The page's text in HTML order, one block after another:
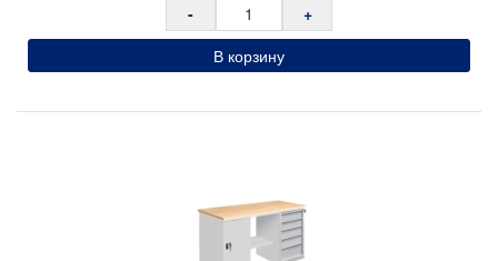
-
+
В корзину